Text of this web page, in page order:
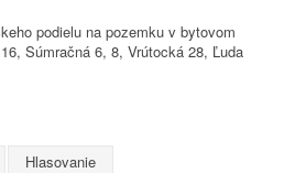
podielu na pozemku v bytovom
Súmračná 6, 8, Vrútocká 28, Ľuda
Hlasovanie